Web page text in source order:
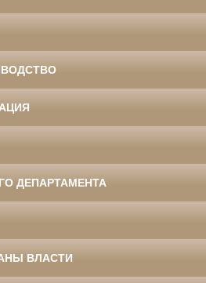
ДЕПАРТАМЕНТА
ВЛАСТИ